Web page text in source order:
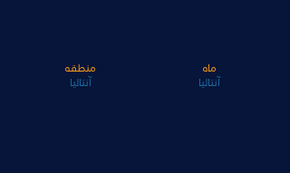
منطقه
آنتالیا
ماه
آنتالیا